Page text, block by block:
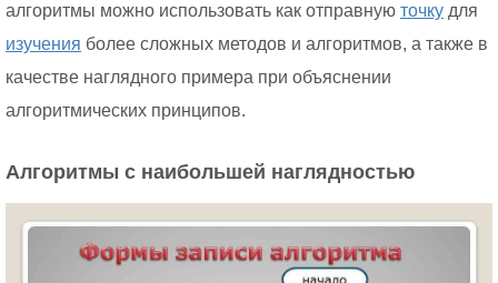
алгоритмы можно использовать как отправную точку для
изучения более сложных методов и алгоритмов, а также в
качестве наглядного примера при объяснении
алгоритмических принципов.
Алгоритмы с наибольшей наглядностью